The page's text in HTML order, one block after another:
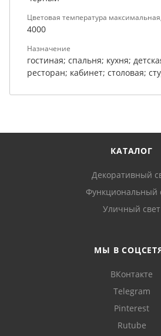
Цветовая температура
4000
Назначение
гостиная; спальня; кухня;
ресторан; кабинет; столовая;
КАТАЛОГ
Декоративный
Функциональный
Уличный свет
МЫ В
ВКонтакте
Telegram
Pinterest
Rutube